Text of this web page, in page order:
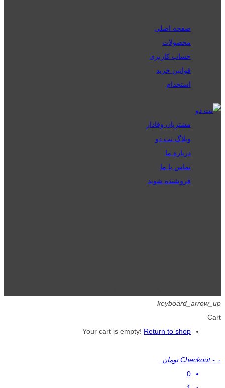
صفحه اصلی
محصولات
حساب کاربری
قوانین خرید
استخدام
مشتریان وفادار
وبلاگ نت دو
درباره ما
تماس با ما
فروشنده شوید
keyboard_arrow_up
Cart
Your cart is empty! Return to shop
Checkout - ۰ تومان
0